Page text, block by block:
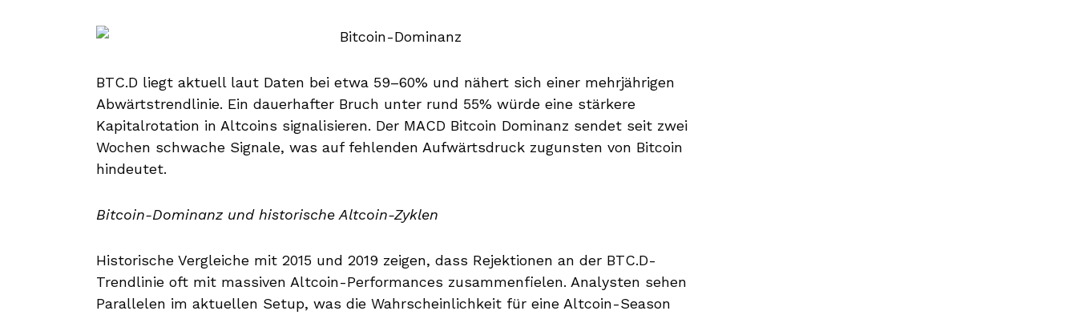
BTC.D liegt aktuell laut Daten bei etwa 59–60% und nähert sich einer mehrjährigen
Abwärtstrendlinie. Ein dauerhafter Bruch unter rund 55% würde eine stärkere
Kapitalrotation in Altcoins signalisieren. Der MACD Bitcoin Dominanz sendet seit zwei
Wochen schwache Signale, was auf fehlenden Aufwärtsdruck zugunsten von Bitcoin
hindeutet.
Bitcoin-Dominanz und historische Altcoin-Zyklen
Historische Vergleiche mit 2015 und 2019 zeigen, dass Rejektionen an der BTC.D-
Trendlinie oft mit massiven Altcoin-Performances zusammenfielen. Analysten sehen
Parallelen im aktuellen Setup, was die Wahrscheinlichkeit für eine Altcoin-Season